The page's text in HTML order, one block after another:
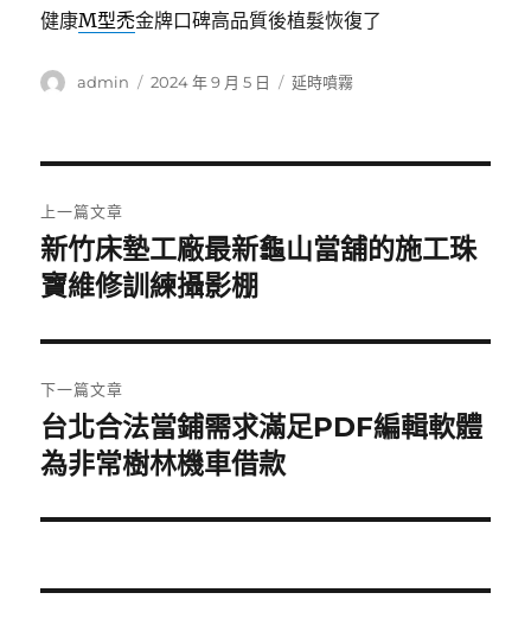
健康M型禿金牌口碑高品質後植髮恢復了
作
admin
發
2024 年 9 月 5 日
分
延時噴霧
章
導
覽
上一篇文章
上
一
文
章:
新竹床墊工廠最新龜山當舖的施工珠
寶維修訓練攝影棚
下一篇文章
下
一
文
台北合法當鋪需求滿足PDF編輯軟體
為非常樹林機車借款